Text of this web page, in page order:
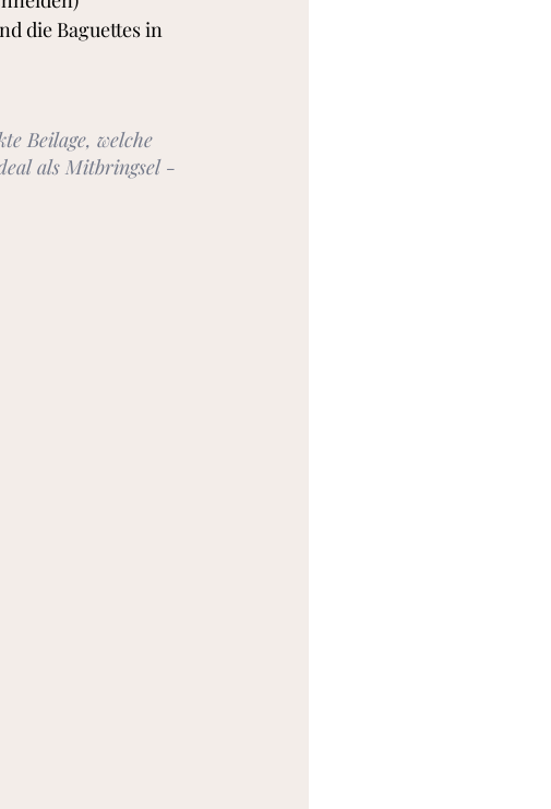
Beilage, welche
als Mitbringsel -